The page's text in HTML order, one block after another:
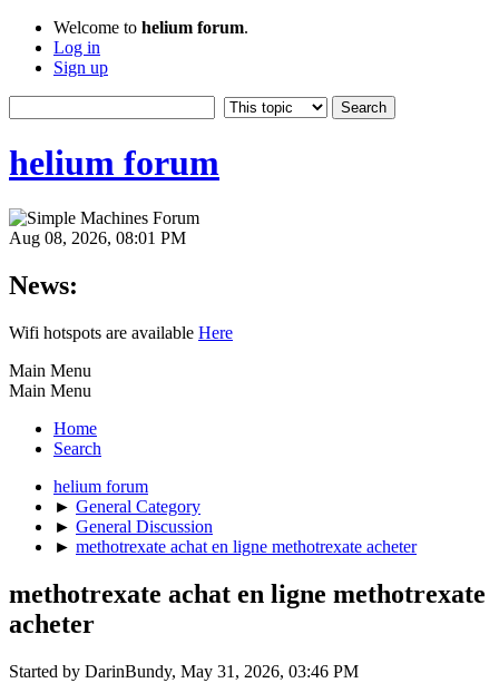
Welcome to helium forum.
Log in
Sign up
helium forum
Aug 08, 2026, 08:01 PM
News:
Wifi hotspots are available Here
Main Menu
Main Menu
Home
Search
helium forum
► General Category
► General Discussion
► methotrexate achat en ligne methotrexate acheter
methotrexate achat en ligne methotrexate
acheter
Started by DarinBundy, May 31, 2026, 03:46 PM